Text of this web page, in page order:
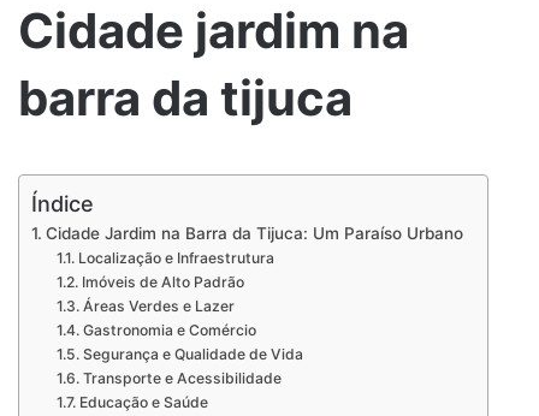
Cidade jardim na
barra da tijuca
Índice
Cidade Jardim na Barra da Tijuca: Um Paraíso Urbano
Localização e Infraestrutura
Imóveis de Alto Padrão
Áreas Verdes e Lazer
Gastronomia e Comércio
Segurança e Qualidade de Vida
Transporte e Acessibilidade
Educação e Saúde